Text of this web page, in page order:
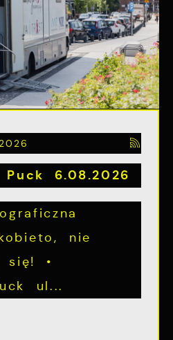
Puck 6.08.2026
nie
się! •
ul...